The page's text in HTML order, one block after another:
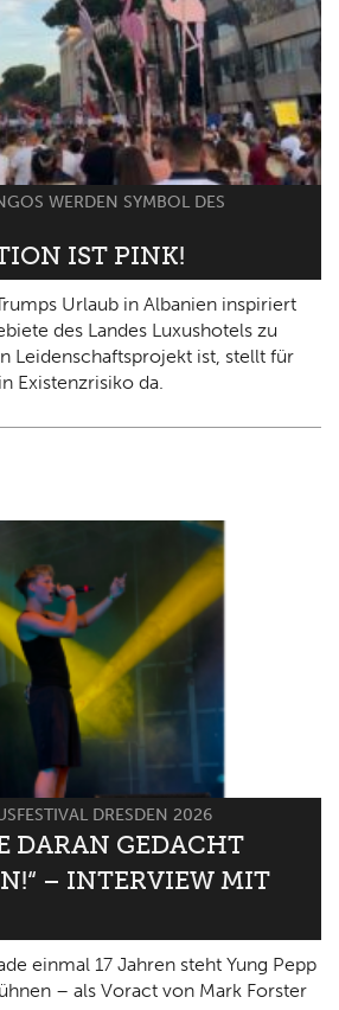
WERDEN SYMBOL DES
IST PINK!
Urlaub in Albanien inspiriert
des Landes Luxushotels zu
Leidenschaftsprojekt ist, stellt für
Existenzrisiko da.
DRESDEN 2026
DARAN GEDACHT
– INTERVIEW MIT
einmal 17 Jahren steht Yung Pepp
– als Voract von Mark Forster